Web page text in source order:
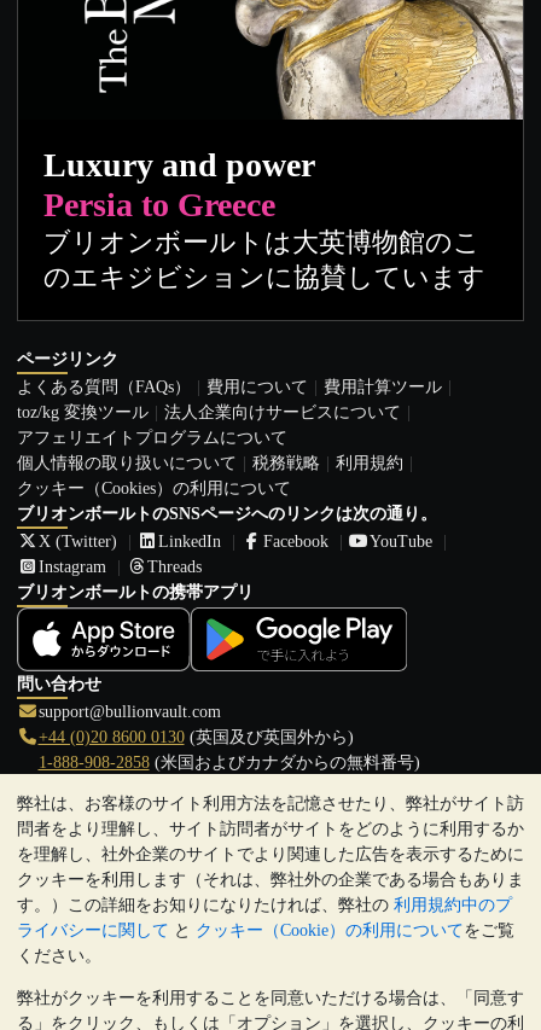
弊社は、お客様のサイト利用方法を記憶させたり、弊社がサイト訪
問者をより理解し、サイト訪問者がサイトをどのように利用するか
を理解し、社外企業のサイトでより関連した広告を表示するために
クッキーを利用します（それは、弊社外の企業である場合もありま
す。）この詳細をお知りになりたければ、弊社の 利用規約中のプ
ライバシーに関して と クッキー（Cookie）の利用についてをご覧
ください。
弊社がクッキーを利用することを同意いただける場合は、「同意す
る」をクリック、もしくは「オプション」を選択し、クッキーの利
Luxury and power
Persia to Greece
ブリオンボールトは大英博物館のこ
のエキジビションに協賛しています
ページリンク
よくある質問（FAQs）
費用について
費用計算ツール
toz/kg 変換ツール
法人企業向けサービスについて
アフェリエイトプログラムについて
個人情報の取り扱いについて
税務戦略
利用規約
クッキー（Cookies）の利用について
ブリオンボールトのSNSページへのリンクは次の通り。
X (Twitter)
LinkedIn Facebook
YouTube
Instagram
Threads
ブリオンボールトの携帯アプリ
問い合わせ
support@bullionvault.com
+44 (0)20 8600 0130(英国及び英国外から)
1-888-908-2858(米国およびカナダからの無料番号)
クリックして通話を開始
営業時間:
9:00～20:30 (英国), 月曜日から金曜日
17:00～2:30（日本時間）, 月曜日から金曜日
Galmarley Ltd T/A BullionVault
3 Shortlands (7th Floor)
London
W6 8DA